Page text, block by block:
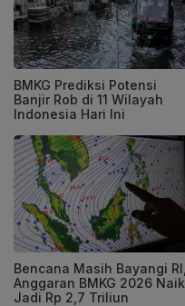
BMKG Prediksi Potensi
Banjir Rob di 11 Wilayah
Indonesia Hari Ini
Bencana Masih Bayangi RI,
Anggaran BMKG 2026 Naik
Jadi Rp 2,7 Triliun